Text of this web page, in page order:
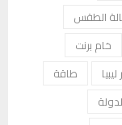
الطقس
خام برنت
طاقة